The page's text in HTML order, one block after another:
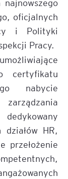
oficjalnych
i Polityki
Pracy.
certyfikatu
nabycie
HR,
przełożenie